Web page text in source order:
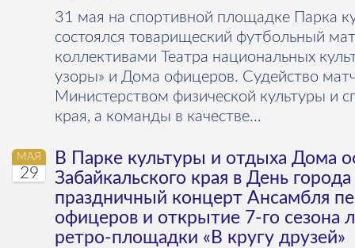
31 мая на спортивной площадке Парка
состоялся товарищеский футбольный
коллективами Театра национальных
узоры» и Дома офицеров. Судейство
Министерством физической культуры и
края, а команды в качестве...
МАЯ
29
В Парке культуры и отдыха Дома
Забайкальского края в День города
праздничный концерт Ансамбля
офицеров и открытие 7-го сезона
ретро-площадки «В кругу друзей»